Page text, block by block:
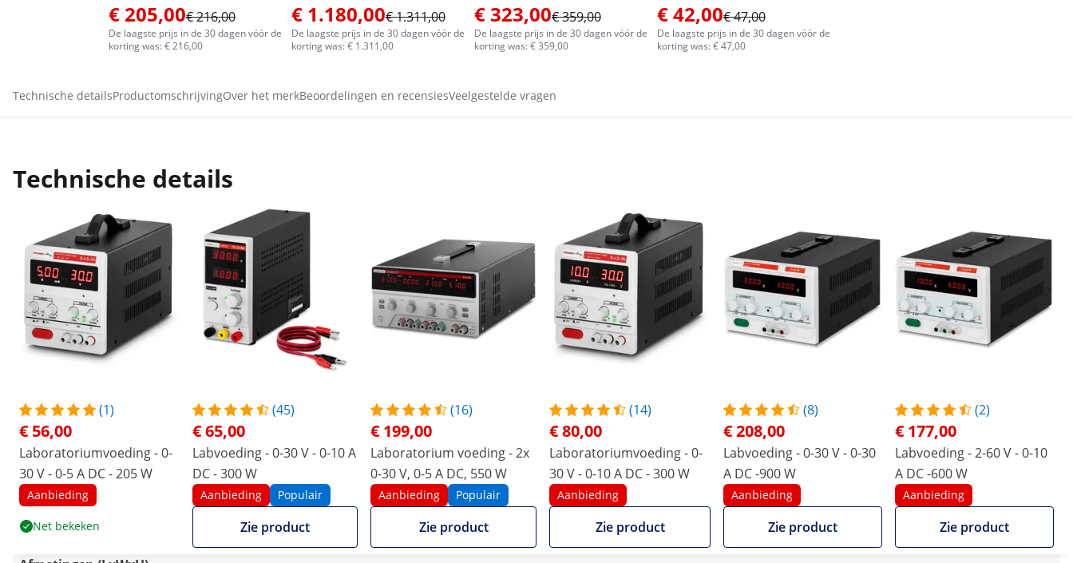
€ 205,00€ 216,00
De laagste prijs in de 30 dagen vóór de
korting was: € 216,00
€ 1.180,00€ 1.311,00
De laagste prijs in de 30 dagen vóór de
korting was: € 1.311,00
€ 323,00€ 359,00
De laagste prijs in de 30 dagen vóór de
korting was: € 359,00
€ 42,00€ 47,00
De laagste prijs in de 30 dagen vóór de
korting was: € 47,00
Technische detailsProductomschrijvingOver het merkBeoordelingen en recensiesVeelgestelde vragen
Technische details
(1)
€ 56,00
Laboratoriumvoeding - 0-
30 V - 0-5 A DC - 205 W
Aanbieding
Net bekeken
(45)
€ 65,00
Labvoeding - 0-30 V - 0-10 A
DC - 300 W
Aanbieding Populair
Zie product
(16)
€ 199,00
Laboratorium voeding - 2x
0-30 V, 0-5 A DC, 550 W
Aanbieding Populair
Zie product
(14)
€ 80,00
Laboratoriumvoeding - 0-
30 V - 0-10 A DC - 300 W
Aanbieding
Zie product
(8)
€ 208,00
Labvoeding - 0-30 V - 0-30
A DC -900 W
Aanbieding
Zie product
(2)
€ 177,00
Labvoeding - 2-60 V - 0-10
A DC -600 W
Aanbieding
Zie product